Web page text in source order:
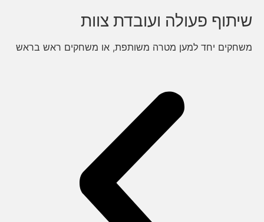
שיתוף פעולה ועובדת צוות
משחקים יחד למען מטרה משותפת, או משחקים ראש בראש